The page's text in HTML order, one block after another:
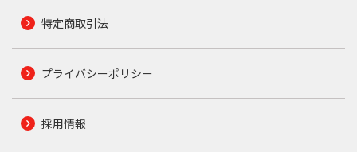
特定商取引法
プライバシーポリシー
採用情報